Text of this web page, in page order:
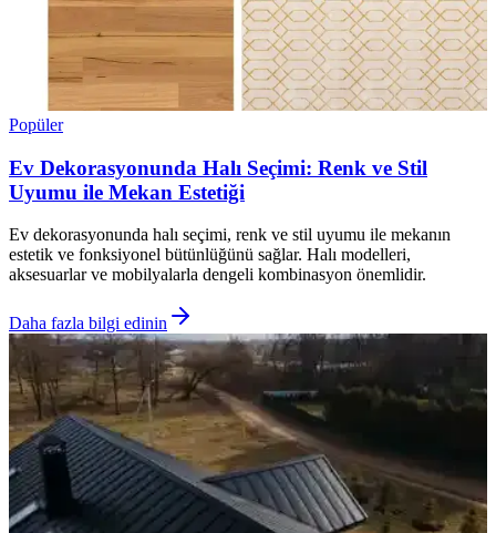
Popüler
Ev Dekorasyonunda Halı Seçimi: Renk ve Stil
Uyumu ile Mekan Estetiği
Ev dekorasyonunda halı seçimi, renk ve stil uyumu ile mekanın
estetik ve fonksiyonel bütünlüğünü sağlar. Halı modelleri,
aksesuarlar ve mobilyalarla dengeli kombinasyon önemlidir.
Daha fazla bilgi edinin